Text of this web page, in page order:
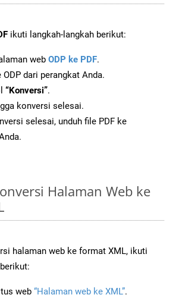
ikuti langkah-langkah berikut:
web ODP ke PDF.
ODP dari perangkat Anda.
“Konversi”.
konversi selesai.
selesai, unduh file PDF ke
Halaman Web ke
halaman web ke format XML, ikuti
web “Halaman web ke XML”.